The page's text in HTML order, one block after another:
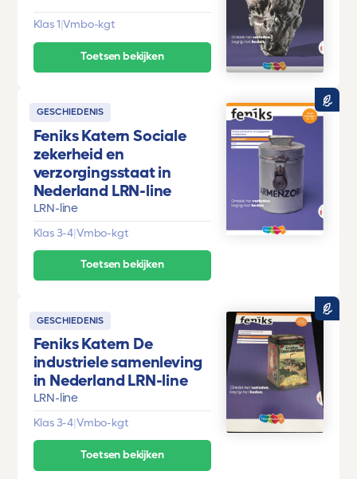
Klas 1|Vmbo-kgt
Toetsen bekijken
GESCHIEDENIS
Feniks Katern Sociale
zekerheid en
verzorgingsstaat in
Nederland LRN-line
LRN-line
Klas 3-4|Vmbo-kgt
Toetsen bekijken
GESCHIEDENIS
Feniks Katern De
industriele samenleving
in Nederland LRN-line
LRN-line
Klas 3-4|Vmbo-kgt
Toetsen bekijken